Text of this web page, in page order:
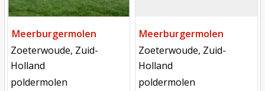
Meerburgermolen
locatie
Zoeterwoude, Zuid-
Holland
functie
poldermolen
Meerburgermolen
locatie
Zoeterwoude, Zuid-
Holland
functie
poldermolen